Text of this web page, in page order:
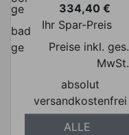
Preis
334,40 €
Ihr Spar-Preis
Preise inkl. ges.
MwSt.
absolut
versandkostenfrei
ALLE